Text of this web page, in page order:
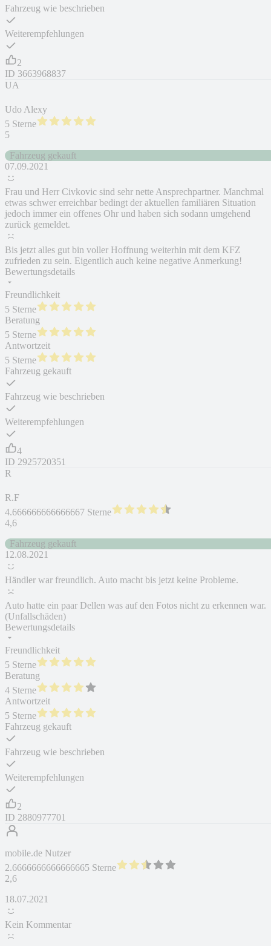
Fahrzeug wie beschrieben
Weiterempfehlungen
2
ID 3663968837
UA
Udo Alexy
5 Sterne
5
Fahrzeug gekauft
07.09.2021
Frau und Herr Civkovic sind sehr nette Ansprechpartner. Manchmal
etwas schwer erreichbar bedingt der aktuellen familiären Situation
jedoch immer ein offenes Ohr und haben sich sodann umgehend
zurück gemeldet.
Bis jetzt alles gut bin voller Hoffnung weiterhin mit dem KFZ
zufrieden zu sein. Eigentlich auch keine negative Anmerkung!
Bewertungsdetails
Freundlichkeit
5 Sterne
Beratung
5 Sterne
Antwortzeit
5 Sterne
Fahrzeug gekauft
Fahrzeug wie beschrieben
Weiterempfehlungen
4
ID 2925720351
R
R.F
4.666666666666667 Sterne
4,6
Fahrzeug gekauft
12.08.2021
Händler war freundlich. Auto macht bis jetzt keine Probleme.
Auto hatte ein paar Dellen was auf den Fotos nicht zu erkennen war.
(Unfallschäden)
Bewertungsdetails
Freundlichkeit
5 Sterne
Beratung
4 Sterne
Antwortzeit
5 Sterne
Fahrzeug gekauft
Fahrzeug wie beschrieben
Weiterempfehlungen
2
ID 2880977701
mobile.de Nutzer
2.6666666666666665 Sterne
2,6
18.07.2021
Kein Kommentar